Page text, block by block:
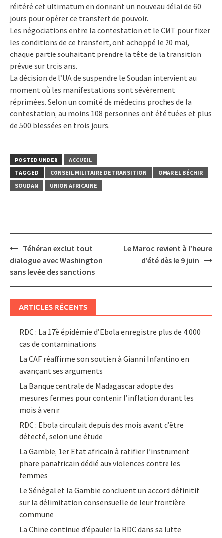
réitéré cet ultimatum en donnant un nouveau délai de 60
jours pour opérer ce transfert de pouvoir.
Les négociations entre la contestation et le CMT pour fixer
les conditions de ce transfert, ont achoppé le 20 mai,
chaque partie souhaitant prendre la tête de la transition
prévue sur trois ans.
La décision de l’UA de suspendre le Soudan intervient au
moment où les manifestations sont sévèrement
réprimées. Selon un comité de médecins proches de la
contestation, au moins 108 personnes ont été tuées et plus
de 500 blessées en trois jours.
POSTED UNDER
ACCUEIL
TAGGED
CONSEIL MILITAIRE DE TRANSITION
OMAR EL BÉCHIR
SOUDAN
UNION AFRICAINE
Post
navigation
Téhéran exclut tout
dialogue avec Washington
sans levée des sanctions
Le Maroc revient à l’heure
d’été dès le 9 juin
ARTICLES RÉCENTS
RDC : La 17è épidémie d’Ebola enregistre plus de 4.000
cas de contaminations
La CAF réaffirme son soutien à Gianni Infantino en
avançant ses arguments
La Banque centrale de Madagascar adopte des
mesures fermes pour contenir l’inflation durant les
mois à venir
RDC : Ebola circulait depuis des mois avant d’être
détecté, selon une étude
La Gambie, 1er Etat africain à ratifier l’instrument
phare panafricain dédié aux violences contre les
femmes
Le Sénégal et la Gambie concluent un accord définitif
sur la délimitation consensuelle de leur frontière
commune
La Chine continue d’épauler la RDC dans sa lutte